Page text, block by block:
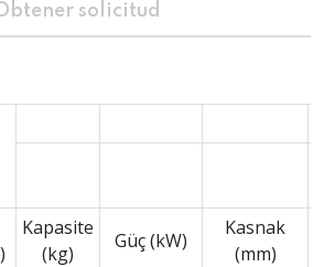
solicitud
Kapasite
(kg)
Güç (kW)
Kasnak
(mm)